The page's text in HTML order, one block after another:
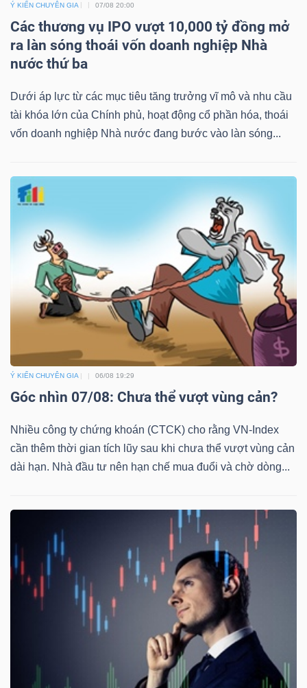
Ý KIẾN CHUYÊN GIA 07/08 20:00
Các thương vụ IPO vượt 10,000 tỷ đồng mở
ra làn sóng thoái vốn doanh nghiệp Nhà
nước thứ ba
Dưới áp lực từ các mục tiêu tăng trưởng vĩ mô và nhu cầu
tài khóa lớn của Chính phủ, hoạt động cổ phần hóa, thoái
vốn doanh nghiệp Nhà nước đang bước vào làn sóng...
Ý KIẾN CHUYÊN GIA 06/08 19:29
Góc nhìn 07/08: Chưa thể vượt vùng cản?
Nhiều công ty chứng khoán (CTCK) cho rằng VN-Index
cần thêm thời gian tích lũy sau khi chưa thể vượt vùng cản
dài hạn. Nhà đầu tư nên hạn chế mua đuổi và chờ dòng...
Bài
viết
của
tác
(-)
phân
tích
(-)
Thuật
ngữ
(-)
Dịch
vụ
(-)
Đào
tạo
Sách
tài
chính
Công